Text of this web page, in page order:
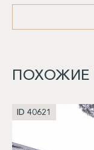
ПОХОЖИЕ
ID 40621